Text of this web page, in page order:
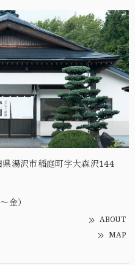
湯沢市稲庭町字大森沢144
金）
ABOUT
MAP